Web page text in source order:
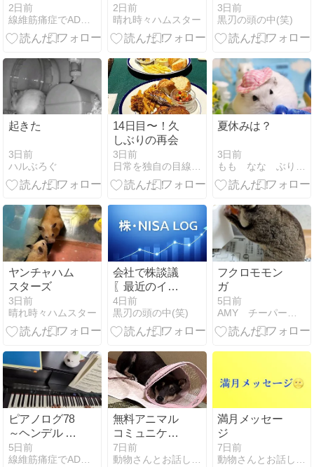
スティーヌ リ
チャード・ク
レイダーマン
2日前
線維筋痛症でADHDな母、凸凹息子とハムスター・メダカ
2日前
晴れ時々ハムスター
カウント27｜
期限切れクー
ポン券
3日前
黒刃の頭の中(笑)
起きた
3日前
ハルぶろぐ
14日目〜！久
しぶりの再会
3日前
日常を独自の目線で笑い飛ばしていきますー！
夏休みは？
3日前
ヤンチャハム
スターズ
3日前
晴れ時々ハムスター
会社で株談議
〖最近のイオ
ン株〗
4日前
黒刃の頭の中(笑)
フクロモモン
ガ
5日前
AMY チーパー pets
ピアノログ78
～ヘンデル サ
ラバンド～
5日前
線維筋痛症でADHDな母、凸凹息子とハムスター・メダカ
無料アニマル
コミュニケー
ション・岡山
7日前
動物さんとお話し出来るAngelapin
満月メッセー
ジ
7日前
動物さんとお話し出来るAngelapin